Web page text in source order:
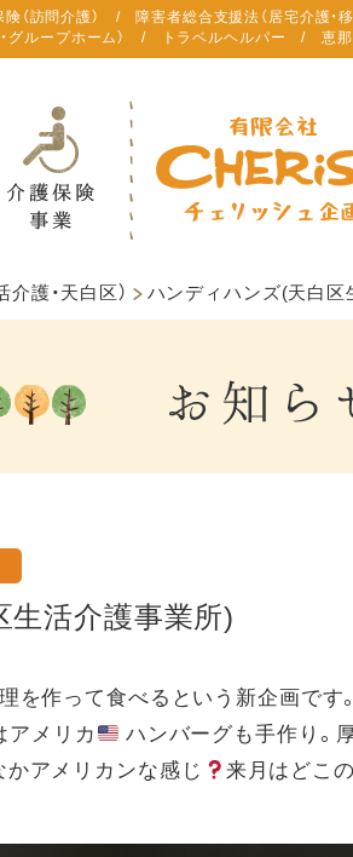
問介護） / 障害者総合支援法（居宅介護・移
グループホーム） / トラベルヘルパー / 恵那（
護・天白区） ハンディハンズ(天白区
活介護事業所)
を作って食べるという新企画です
アメリカ
ハンバーグも手作り。
かアメリカンな感じ
来月はどこ